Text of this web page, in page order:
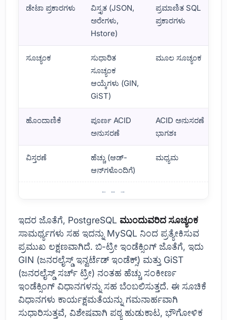
ಡೇಟಾ ಪ್ರಕಾರಗಳು
ವಿಸ್ತೃತ (JSON,
ಅರೇಗಳು,
Hstore)
ಪ್ರಮಾಣಿತ SQL
ಪ್ರಕಾರಗಳು
ಸೂಚ್ಯಂಕ
ಸುಧಾರಿತ
ಸೂಚ್ಯಂಕ
ಆಯ್ಕೆಗಳು (GIN,
GiST)
ಮೂಲ ಸೂಚ್ಯಂಕ
ಹೊಂದಾಣಿಕೆ
ಪೂರ್ಣ ACID
ಅನುಸರಣೆ
ACID ಅನುಸರಣೆ
ಭಾಗಶಃ
ವಿಸ್ತರಣೆ
ಹೆಚ್ಚು (ಆಡ್-
ಆನ್‌ಗಳೊಂದಿಗೆ)
ಮಧ್ಯಮ
ಇದರ ಜೊತೆಗೆ, PostgreSQL ಮುಂದುವರಿದ ಸೂಚ್ಯಂಕ
ಸಾಮರ್ಥ್ಯಗಳು ಸಹ ಇದನ್ನು MySQL ನಿಂದ ಪ್ರತ್ಯೇಕಿಸುವ
ಪ್ರಮುಖ ಲಕ್ಷಣವಾಗಿದೆ. ಬಿ-ಟ್ರೀ ಇಂಡೆಕ್ಸಿಂಗ್ ಜೊತೆಗೆ, ಇದು
GIN (ಜನರಲೈಸ್ಡ್ ಇನ್ವರ್ಟೆಡ್ ಇಂಡೆಕ್ಸ್) ಮತ್ತು GiST
(ಜನರಲೈಸ್ಡ್ ಸರ್ಚ್ ಟ್ರೀ) ನಂತಹ ಹೆಚ್ಚು ಸಂಕೀರ್ಣ
ಇಂಡೆಕ್ಸಿಂಗ್ ವಿಧಾನಗಳನ್ನು ಸಹ ಬೆಂಬಲಿಸುತ್ತದೆ. ಈ ಸೂಚಿಕೆ
ವಿಧಾನಗಳು ಕಾರ್ಯಕ್ಷಮತೆಯನ್ನು ಗಮನಾರ್ಹವಾಗಿ
ಸುಧಾರಿಸುತ್ತವೆ, ವಿಶೇಷವಾಗಿ ಪಠ್ಯ ಹುಡುಕಾಟ, ಭೌಗೋಳಿಕ